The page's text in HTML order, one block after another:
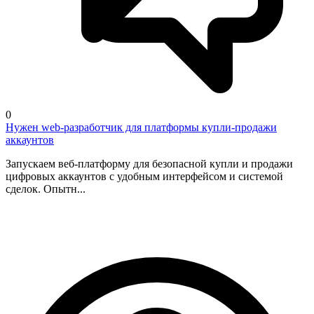
0
Нужен web-разработчик для платформы купли-продажи
аккаунтов
Запускаем веб-платформу для безопасной купли и продажи
цифровых аккаунтов с удобным интерфейсом и системой
сделок. Опытн...